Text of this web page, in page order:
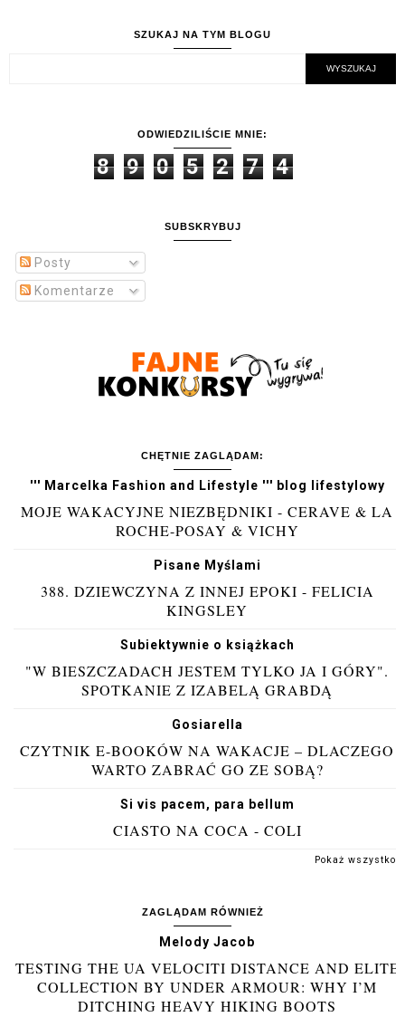
SZUKAJ NA TYM BLOGU
ODWIEDZILIŚCIE MNIE:
8 9 0 5 2 7 4
SUBSKRYBUJ
Posty
Komentarze
CHĘTNIE ZAGLĄDAM:
''' Marcelka Fashion and Lifestyle ''' blog lifestylowy
MOJE WAKACYJNE NIEZBĘDNIKI - CERAVE & LA
ROCHE-POSAY & VICHY
Pisane Myślami
388. DZIEWCZYNA Z INNEJ EPOKI - FELICIA
KINGSLEY
Subiektywnie o książkach
"W BIESZCZADACH JESTEM TYLKO JA I GÓRY".
SPOTKANIE Z IZABELĄ GRABDĄ
Gosiarella
CZYTNIK E-BOOKÓW NA WAKACJE – DLACZEGO
WARTO ZABRAĆ GO ZE SOBĄ?
Si vis pacem, para bellum
CIASTO NA COCA - COLI
Pokaż wszystko
ZAGLĄDAM RÓWNIEŻ
Melody Jacob
TESTING THE UA VELOCITI DISTANCE AND ELITE
COLLECTION BY UNDER ARMOUR: WHY I’M
DITCHING HEAVY HIKING BOOTS